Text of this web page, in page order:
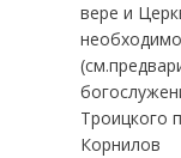
вере и
Троицкого
Корнилов